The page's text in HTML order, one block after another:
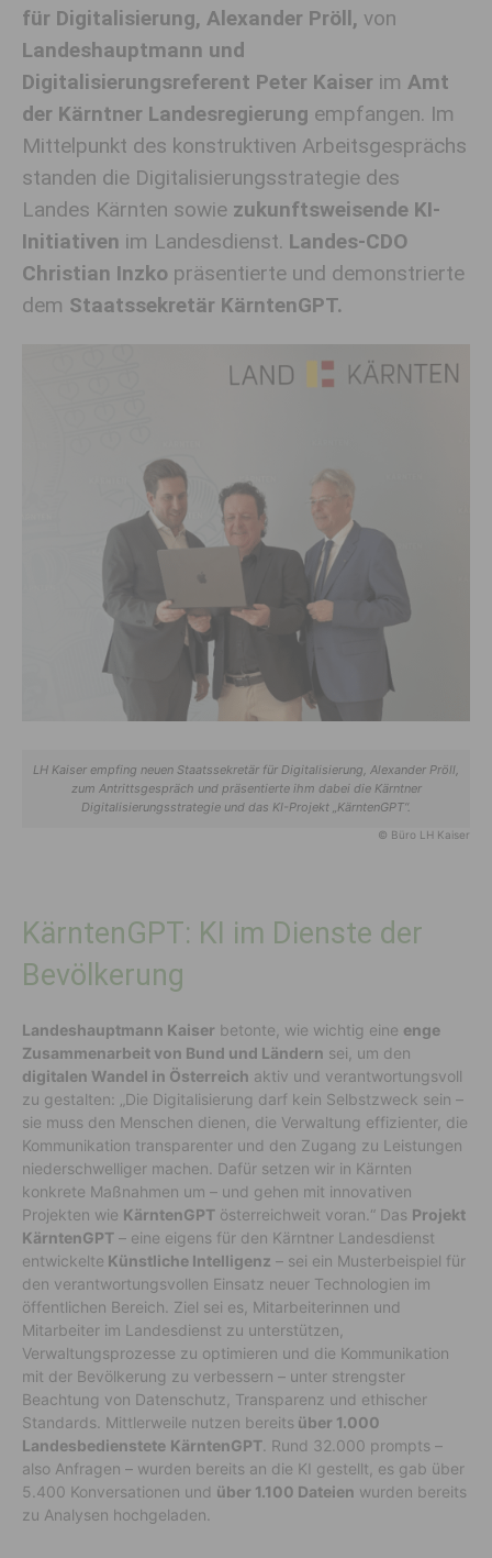
für Digitalisierung, Alexander Pröll, von
Landeshauptmann und
Digitalisierungsreferent Peter Kaiser im Amt
der Kärntner Landesregierung empfangen. Im
Mittelpunkt des konstruktiven Arbeitsgesprächs
standen die Digitalisierungsstrategie des
Landes Kärnten sowie zukunftsweisende KI-
Initiativen im Landesdienst. Landes-CDO
Christian Inzko präsentierte und demonstrierte
dem Staatssekretär KärntenGPT.
LH Kaiser empfing neuen Staatssekretär für Digitalisierung, Alexander Pröll,
zum Antrittsgespräch und präsentierte ihm dabei die Kärntner
Digitalisierungsstrategie und das KI-Projekt „KärntenGPT“.
© Büro LH Kaiser
KärntenGPT: KI im Dienste der
Bevölkerung
Landeshauptmann Kaiser betonte, wie wichtig eine enge
Zusammenarbeit von Bund und Ländern sei, um den
digitalen Wandel in Österreich aktiv und verantwortungsvoll
zu gestalten: „Die Digitalisierung darf kein Selbstzweck sein –
sie muss den Menschen dienen, die Verwaltung effizienter, die
Kommunikation transparenter und den Zugang zu Leistungen
niederschwelliger machen. Dafür setzen wir in Kärnten
konkrete Maßnahmen um – und gehen mit innovativen
Projekten wie KärntenGPT österreichweit voran.“ Das Projekt
KärntenGPT – eine eigens für den Kärntner Landesdienst
entwickelte Künstliche Intelligenz – sei ein Musterbeispiel für
den verantwortungsvollen Einsatz neuer Technologien im
öffentlichen Bereich. Ziel sei es, Mitarbeiterinnen und
Mitarbeiter im Landesdienst zu unterstützen,
Verwaltungsprozesse zu optimieren und die Kommunikation
mit der Bevölkerung zu verbessern – unter strengster
Beachtung von Datenschutz, Transparenz und ethischer
Standards. Mittlerweile nutzen bereits über 1.000
Landesbedienstete KärntenGPT . Rund 32.000 prompts –
also Anfragen – wurden bereits an die KI gestellt, es gab über
5.400 Konversationen und über 1.100 Dateien wurden bereits
zu Analysen hochgeladen.